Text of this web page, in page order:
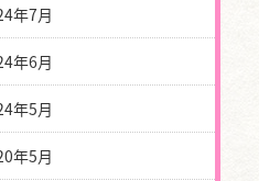
年7月
年6月
年5月
年5月